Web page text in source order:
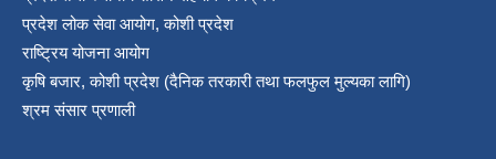
प्रदेश लोक सेवा आयोग, कोशी प्रदेश
राष्ट्रिय योजना आयोग
कृषि बजार, कोशी प्रदेश (दैनिक तरकारी तथा फलफुल मुल्यका लागि)
श्रम संसार प्रणाली